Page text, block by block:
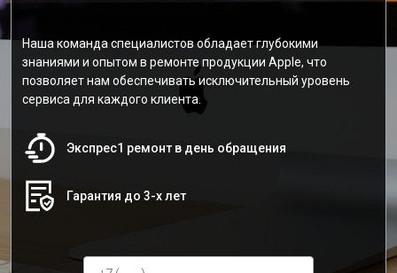
Наша команда специалистов обладает глубокими
знаниями и опытом в ремонте продукции Apple, что
позволяет нам обеспечивать исключительный уровень
сервиса для каждого клиента.
Экспрес1 ремонт в день обращения
Гарантия до 3-х лет